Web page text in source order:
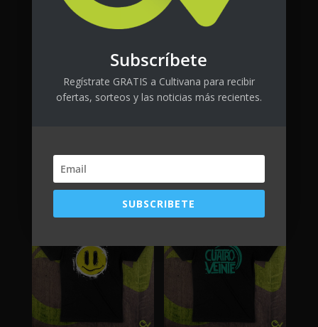
80.00 + tax
Subscríbete
Regístrate GRATIS a Cultivana para recibir
ofertas, sorteos y las noticias más recientes.
SUBSCRIBETE